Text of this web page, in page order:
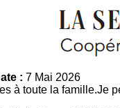
: 7 Mai 2026
à toute la famille.Je